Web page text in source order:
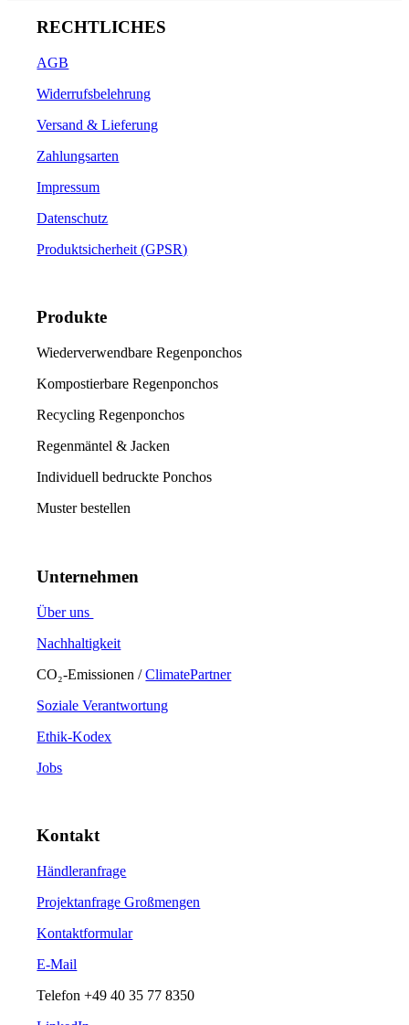
RECHTLICHES
AGB
Widerrufsbelehrung
Versand & Lieferung
Zahlungsarten
Impressum
Datenschutz
Produktsicherheit (GPSR)
Produkte
Wiederverwendbare Regenponchos
Kompostierbare Regenponchos
Recycling Regenponchos
Regenmäntel & Jacken
Individuell bedruckte Ponchos
Muster bestellen
Unternehmen
Über uns
Nachhaltigkeit
CO₂-Emissionen /ClimatePartner
Soziale Verantwortung
Ethik-Kodex
Jobs
Kontakt
Händleranfrage
Projektanfrage Großmengen
Kontaktformular
E-Mail
Telefon+49 40 35 77 8350